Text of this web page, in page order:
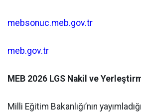
mebsonuc.meb.gov.tr
meb.gov.tr
​MEB 2026 LGS Nakil ve
​Milli Eğitim Bakanlığı’nın